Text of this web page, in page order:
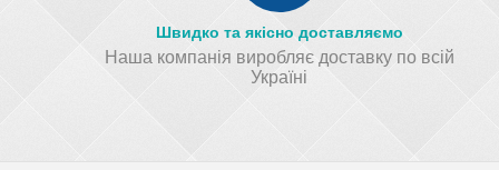
Швидко та якісно доставляємо
Наша компанія виробляє доставку по всій
Україні